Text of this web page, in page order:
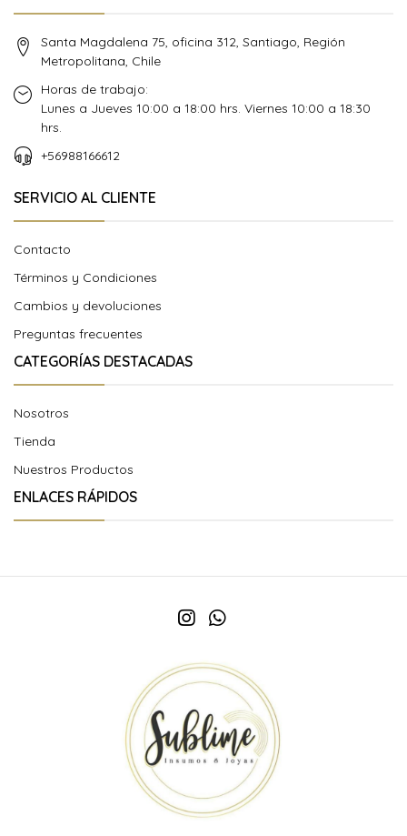
Santa Magdalena 75, oficina 312, Santiago, Región
Metropolitana, Chile
Horas de trabajo:
Lunes a Jueves 10:00 a 18:00 hrs. Viernes 10:00 a 18:30
hrs.
+56988166612
SERVICIO AL CLIENTE
Contacto
Términos y Condiciones
Cambios y devoluciones
Preguntas frecuentes
CATEGORÍAS DESTACADAS
Nosotros
Tienda
Nuestros Productos
ENLACES RÁPIDOS